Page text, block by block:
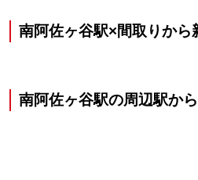
南阿佐ヶ谷駅×間取りから
南阿佐ヶ谷駅の周辺駅か